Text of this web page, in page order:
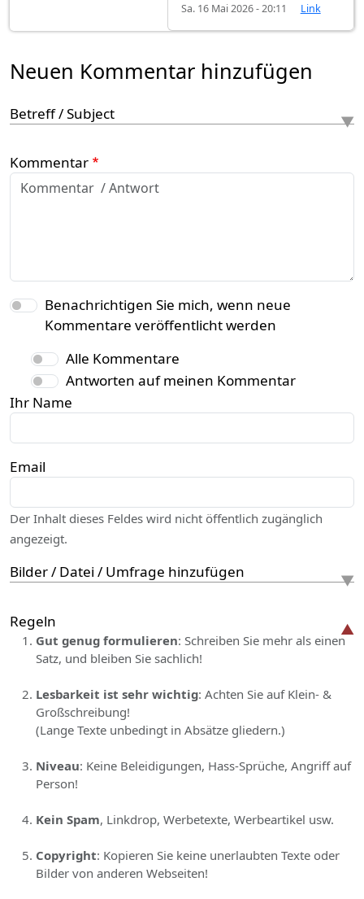
Sa. 16 Mai 2026 - 20:11 Link
Neuen Kommentar hinzufügen
Betreff / Subject
Kommentar
Benachrichtigen Sie mich, wenn neue
Kommentare veröffentlicht werden
Alle Kommentare
Antworten auf meinen Kommentar
Ihr Name
Email
Der Inhalt dieses Feldes wird nicht öffentlich zugänglich
angezeigt.
Bilder / Datei / Umfrage hinzufügen
Regeln
Gut genug formulieren: Schreiben Sie mehr als einen
Satz, und bleiben Sie sachlich!
Lesbarkeit ist sehr wichtig: Achten Sie auf Klein- &
Großschreibung!
(Lange Texte unbedingt in Absätze gliedern.)
Niveau: Keine Beleidigungen, Hass-Sprüche, Angriff auf
Person!
Kein Spam, Linkdrop, Werbetexte, Werbeartikel usw.
Copyright: Kopieren Sie keine unerlaubten Texte oder
Bilder von anderen Webseiten!